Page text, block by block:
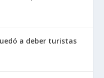
a deber turistas